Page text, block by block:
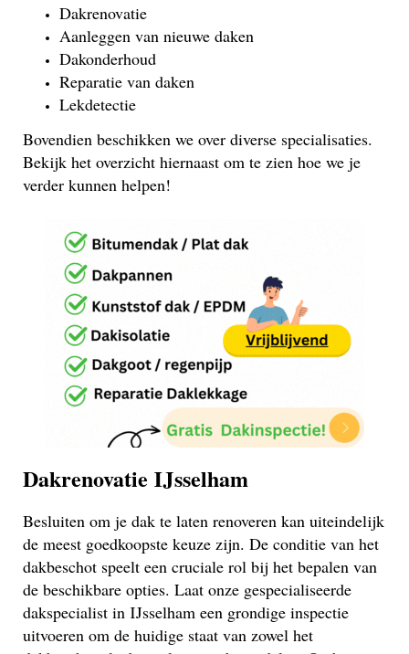
Dakrenovatie
Aanleggen van nieuwe daken
Dakonderhoud
Reparatie van daken
Lekdetectie
Bovendien beschikken we over diverse specialisaties.
Bekijk het overzicht hiernaast om te zien hoe we je
verder kunnen helpen!
Dakrenovatie IJsselham
Besluiten om je dak te laten renoveren kan uiteindelijk
de meest goedkoopste keuze zijn. De conditie van het
dakbeschot speelt een cruciale rol bij het bepalen van
de beschikbare opties. Laat onze gespecialiseerde
dakspecialist in IJsselham een grondige inspectie
uitvoeren om de huidige staat van zowel het